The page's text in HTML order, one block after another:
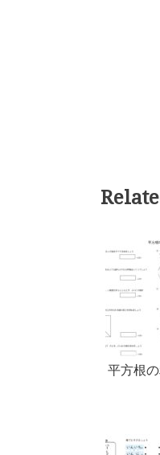
平方根